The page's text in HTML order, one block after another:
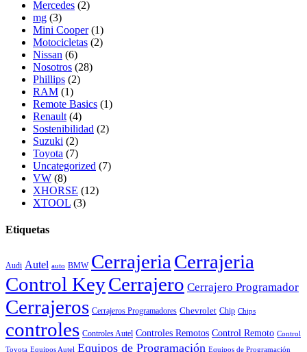
Mercedes (2)
mg (3)
Mini Cooper (1)
Motocicletas (2)
Nissan (6)
Nosotros (28)
Phillips (2)
RAM (1)
Remote Basics (1)
Renault (4)
Sostenibilidad (2)
Suzuki (2)
Toyota (7)
Uncategorized (7)
VW (8)
XHORSE (12)
XTOOL (3)
Etiquetas
Audi Autel auto BMW Cerrajeria Cerrajeria
Control KeyCerrajero Cerrajero Programador
Cerrajeros Cerrajeros Programadores Chevrolet Chip Chips
controles Controles Autel Controles Remotos Control Remoto Control
Toyota Equipos Autel Equipos de Programación Equipos de Programación